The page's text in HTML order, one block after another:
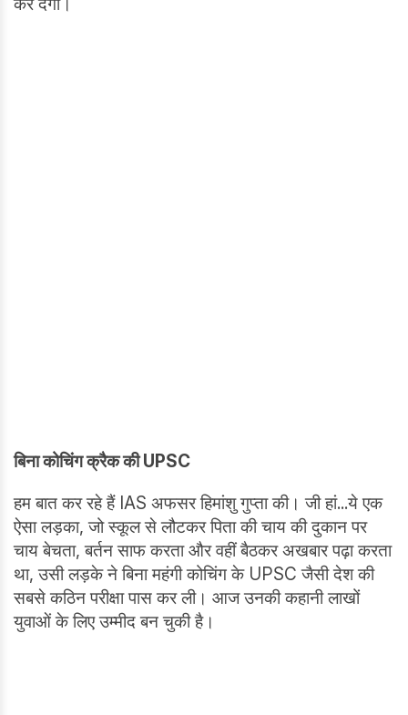
बिना कोचिंग क्रैक की UPSC
हम बात कर रहे हैं IAS अफसर हिमांशु गुप्ता की। जी हां...ये एक
ऐसा लड़का, जो स्कूल से लौटकर पिता की चाय की दुकान पर
चाय बेचता, बर्तन साफ करता और वहीं बैठकर अखबार पढ़ा करता
था, उसी लड़के ने बिना महंगी कोचिंग के UPSC जैसी देश की
सबसे कठिन परीक्षा पास कर ली। आज उनकी कहानी लाखों
युवाओं के लिए उम्मीद बन चुकी है।